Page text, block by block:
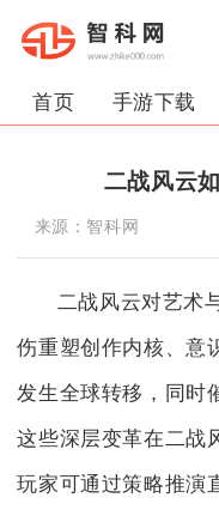
首页 手游下载
二战风云
来源： 智科网
二战风云对艺术
伤重塑创作内核、意
发生全球转移，同时
这些深层变革在二战
玩家可通过策略推演